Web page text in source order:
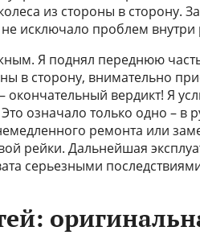
из стороны в сторону.
исключало проблем внутри
Я поднял переднюю
в сторону, внимательно
окончательный вердикт! Я
означало только одно – в
ремонта или
рейки. Дальнейшая
серьезными